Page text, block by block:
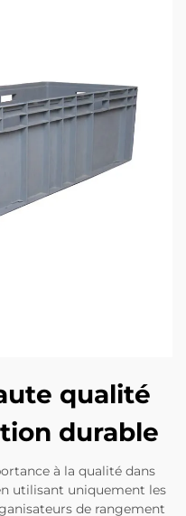
qualité
durable
à la qualité dans
utilisant uniquement les
de rangement